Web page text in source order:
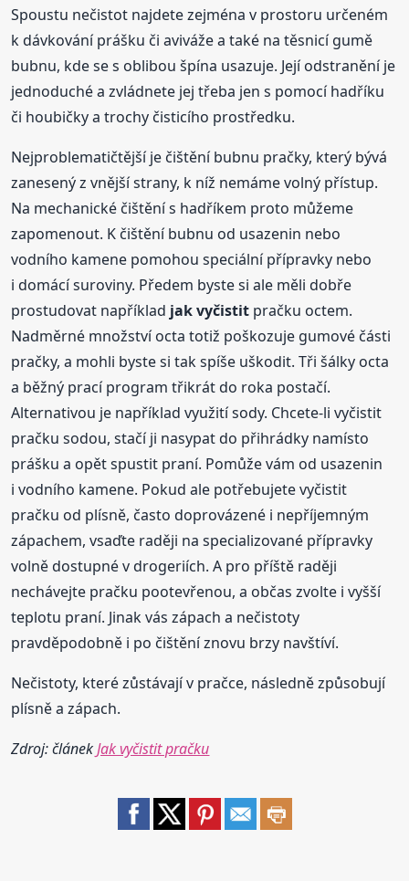
Spoustu nečistot najdete zejména v prostoru určeném
k dávkování prášku či aviváže a také na těsnicí gumě
bubnu, kde se s oblibou špína usazuje. Její odstranění je
jednoduché a zvládnete jej třeba jen s pomocí hadříku
či houbičky a trochy čisticího prostředku.
Nejproblematičtější je čištění bubnu pračky, který bývá
zanesený z vnější strany, k níž nemáme volný přístup.
Na mechanické čištění s hadříkem proto můžeme
zapomenout. K čištění bubnu od usazenin nebo
vodního kamene pomohou speciální přípravky nebo
i domácí suroviny. Předem byste si ale měli dobře
prostudovat například jak vyčistit pračku octem.
Nadměrné množství octa totiž poškozuje gumové části
pračky, a mohli byste si tak spíše uškodit. Tři šálky octa
a běžný prací program třikrát do roka postačí.
Alternativou je například využití sody. Chcete-li vyčistit
pračku sodou, stačí ji nasypat do přihrádky namísto
prášku a opět spustit praní. Pomůže vám od usazenin
i vodního kamene. Pokud ale potřebujete vyčistit
pračku od plísně, často doprovázené i nepříjemným
zápachem, vsaďte raději na specializované přípravky
volně dostupné v drogeriích. A pro příště raději
nechávejte pračku pootevřenou, a občas zvolte i vyšší
teplotu praní. Jinak vás zápach a nečistoty
pravděpodobně i po čištění znovu brzy navštíví.
Nečistoty, které zůstávají v pračce, následně způsobují
plísně a zápach.
Zdroj: článekJak vyčistit pračku